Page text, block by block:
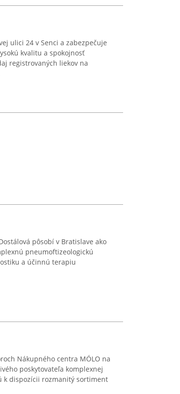
ulici 24 v Senci a zabezpečuje
kvalitu a spokojnosť
registrovaných liekov na
pôsobí v Bratislave ako
pneumoftizeologickú
a účinnú terapiu
Nákupného centra MÓLO na
poskytovateľa komplexnej
k dispozícii rozmanitý sortiment